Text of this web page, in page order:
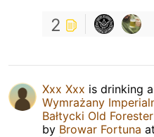
2
Xxx Xxx is drinking a
Wymrażany
Bałtycki Old
by Browar Fortuna at